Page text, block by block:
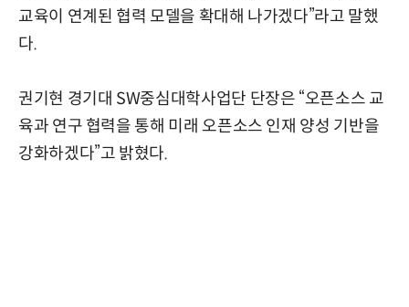
교육이 연계된 협력 모델을 확대해 나가겠다”라고 말했
다.
권기현 경기대 SW중심대학사업단 단장은 “오픈소스 교
육과 연구 협력을 통해 미래 오픈소스 인재 양성 기반을
강화하겠다”고 밝혔다.